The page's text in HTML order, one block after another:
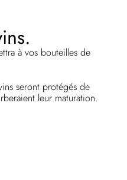
à vos bouteilles de
seront protégés de
leur maturation.